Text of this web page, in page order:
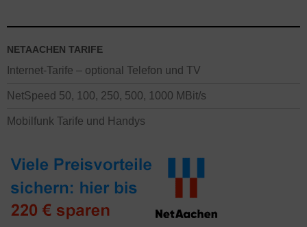
NETAACHEN TARIFE
Internet-Tarife – optional Telefon und TV
NetSpeed 50, 100, 250, 500, 1000 MBit/s
Mobilfunk Tarife und Handys